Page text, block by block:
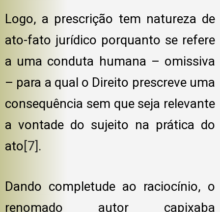
Logo, a prescrição tem natureza de
ato-fato jurídico porquanto se refere
a uma conduta humana – omissiva
– para a qual o Direito prescreve uma
consequência sem que seja relevante
a vontade do sujeito na prática do
ato[7] .
Dando completude ao raciocínio, o
renomado autor capixaba